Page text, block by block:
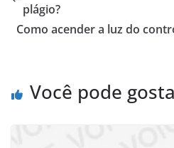
plágio?
Como acender a luz do
Você pode